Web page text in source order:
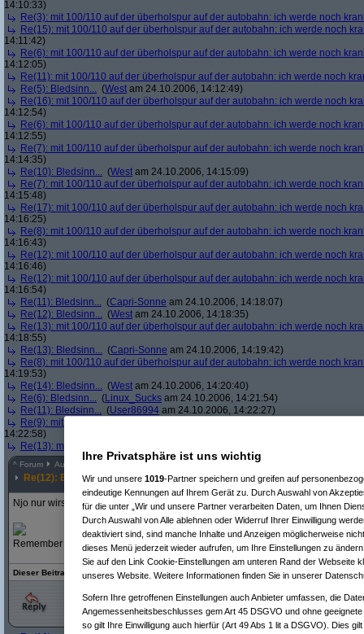
14:10:33)
Re(3): mit 100/110 auf der überholspur auf der autobahn: ich werde noch
Re(15): mit 100/110 auf der überholspur auf der autobahn: ich werde noch
14:11:42)
Re(6): mit 100/110 auf der überholspur auf der autobahn: ich werde noch
14:12:05)
Re(11): mit 100/110 auf der überholspur auf der autobahn: ich werde noch
Re(5): Bledsinn... (West am 24.10.2006, 14:12:49)
Re(16): mit 100/110 auf der überholspur auf der autobahn: ich werde noch
14:12:54)
Re(6): mit 100/110 auf der überholspur auf der autobahn: ich werde noch
14:12:55)
Re(7): mit 100/110 auf der überholspur auf der autobahn: ich werde noch
14:14:35)
Re(10): Bledsinn... (West am 24.10.2006, 14:15:09)
Re(7): mit 100/110 auf der überholspur auf der autobahn: ich werde noch
14:15:48)
Re(17): mit 100/110 auf der überholspur auf der autobahn: ich werde noch
14:16:25)
Re(8): mit 100/110 auf der überholspur auf der autobahn: ich werde noch
14:16:43)
Re(12): mit 100/110 auf der überholspur auf der autobahn: ich werde noch
14:16:46)
Re(12): mit 100/110 auf der überholspur auf der autobahn: ich werde noch
14:16:54)
Re(11): Bledsinn... (Capri-Sonne am 24.10.2006, 14:18:07)
Re(12): Bledsinn... (West am 24.10.2006, 14:18:35)
Re(13): mit 100/110 auf der überholspur auf der autobahn: ich werde noch
14:18:55)
Re(13): Bledsinn... (Capri-Sonne am 24.10.2006, 14:19:42)
Re(8): mit 100/110 auf der überholspur auf der autobahn: ich werde noch
14:19:53)
Re(14): Bledsinn... (West am 24.10.2006, 14:20:40)
Re(6): Bledsinn... (Linux_Sucks am 24.10.2006, 14:21:54)
Re(11): Bledsinn... (User86994 am 24.10.2006, 14:22:27)
Re(9): mit 100/110 auf der überholspur auf der autobahn: ich werde noch
14:22:58)
Re(13): mit 100/110 auf der überholspur auf der autobahn: ich werde noch
^ Forum Auto & Motorrad 3729117
Re(12): Bledsinn...
Njo nur wirst die Du ned ausrotten können so sehr ich's Dir wünsche
Remember what the dormouse said: Feed your head!
Dieser Beitrag bezieht sich auf eineältere Versiondes beantworteten Postings!
Ihre Privatsphäre ist uns wichtig
Wir und unsere 1019-Partner speichern und greifen auf
eindeutige Kennungen auf Ihrem Gerät zu. Durch Auswahl von
für die unter „Wir und unsere Partner verarbeiten Daten, um Ihnen
Durch Auswahl von Alle ablehnen oder Widerruf Ihrer Einwilligung
deaktiviert sind, sind manche Inhalte und Anzeigen möglicherweise
dieses Menü jederzeit wieder aufrufen, um Ihre Einstellungen zu
Sie auf den Link Cookie-Einstellungen am unteren Rand der Webseite
unseres Website. Weitere Informationen finden Sie in unserer
Sofern Ihre getroffenen Einstellungen auch Anbieter umfassen, die
Angemessenheitsbeschlusses gem Art 45 DSGVO und ohne
so gilt Ihre Einwilligung auch hierfür (Art 49 Abs 1 lit a DSGVO). Dies